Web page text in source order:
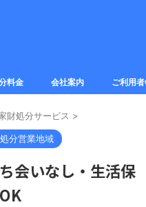
料金 会社案内 ご利用
財処分サービス >
分営業地域
会いなし・生活保